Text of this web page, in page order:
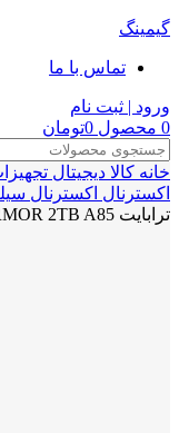
گیمینگ
تماس با ما
ورود | ثبت نام
0 محصول 0تومان
خانه کالا دیجیتال
اکسترنال اکسترنال
ترابایت ARMOR 2TB A85